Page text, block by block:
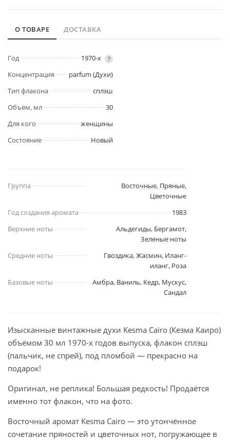
О ТОВАРЕ ДОСТАВКА
Год 1970-х ?
Концентрация
parfum (Духи)
Тип флакона
сплэш
Объём, мл
30
Для кого
женщины
Состояние
Новый
Группа
Восточные, Пряные,
Цветочные
Год создания аромата
1983
Верхние ноты
Альдегиды, Бергамот,
Зеленые ноты
Средние ноты
Гвоздика, Жасмин, Иланг-
иланг, Роза
Базовые ноты
Амбра, Ваниль, Кедр, Мускус,
Сандал
Изысканные винтажные духи Kesma Cairo (Кезма Каиро)
объёмом 30 мл 1970-х годов выпуска, флакон сплэш
(пальчик, не спрей), под пломбой — прекрасно на
подарок!
Оригинал, не реплика! Большая редкость! Продаётся
именно тот флакон, что на фото.
Восточный аромат Kesma Cairo — это утончённое
сочетание пряностей и цветочных нот, погружающее в